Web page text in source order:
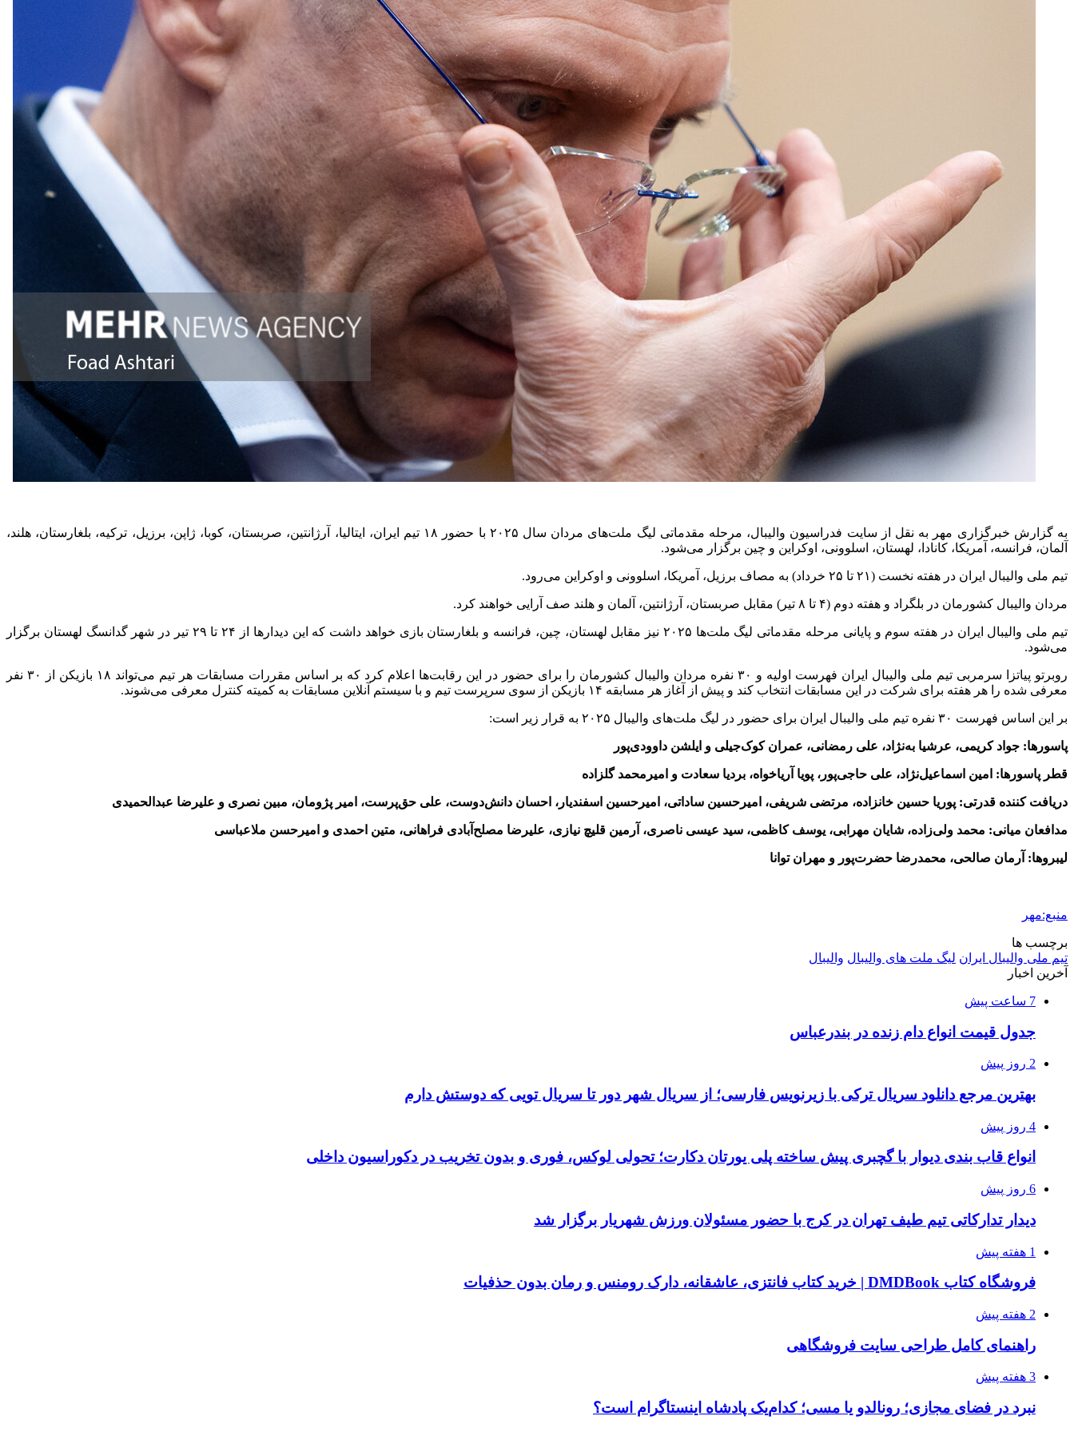
به گزارش خبرگزاری مهر به نقل از سایت فدراسیون والیبال، مرحله مقدماتی لیگ ملت‌های مردان سال ۲۰۲۵ با حضور ۱۸ تیم ایران، ایتالیا، آرژانتین، صربستان، کوبا، ژاپن، برزیل، ترکیه، بلغارستان، هلند،
آلمان، فرانسه، آمریکا، کانادا، لهستان، اسلوونی، اوکراین و چین برگزار می‌شود.
تیم ملی والیبال ایران در هفته نخست (۲۱ تا ۲۵ خرداد) به مصاف برزیل، آمریکا، اسلوونی و اوکراین می‌رود.
مردان والیبال کشورمان در بلگراد و هفته دوم (۴ تا ۸ تیر) مقابل صربستان، آرژانتین، آلمان و هلند صف آرایی خواهند کرد.
تیم ملی والیبال ایران در هفته سوم و پایانی مرحله مقدماتی لیگ ملت‌ها ۲۰۲۵ نیز مقابل لهستان، چین، فرانسه و بلغارستان بازی خواهد داشت که این دیدارها از ۲۴ تا ۲۹ تیر در شهر گدانسگ لهستان برگزار
می‌شود.
روبرتو پیاتزا سرمربی تیم ملی والیبال ایران فهرست اولیه و ۳۰ نفره
مردان والیبال کشورمان را برای حضور در این رقابت‌ها اعلام کرد که بر اساس مقررات مسابقات هر تیم می‌تواند ۱۸ بازیکن از ۳۰ نفر
معرفی شده را هر هفته برای شرکت در این مسابقات انتخاب کند و پیش از آغاز هر مسابقه ۱۴ بازیکن از سوی سرپرست تیم و با سیستم آنلاین مسابقات به کمیته کنترل معرفی می‌شوند.
بر این اساس فهرست ۳۰ نفره تیم ملی والیبال ایران برای حضور در لیگ ملت‌های والیبال ۲۰۲۵ به قرار زیر است:
پاسورها: جواد کریمی، عرشیا به‌نژاد، علی رمضانی، عمرانکوک‌جیلی و ایلشن داوودی‌پور
قطر پاسورها: امین اسماعیل‌نژاد، علی حاجی‌پور، پویا آریاخواه، بردیا سعادت و امیرمحمد گلزاده
دریافت کننده قدرتی: پوریا حسین خانزاده، مرتضی شریفی، امیرحسین ساداتی، امیرحسین اسفندیار، احسان دانش‌دوست، علی حق‌پرست، امیر پژومان، مبین نصری و علیرضا عبدالحمیدی
مدافعان میانی: محمد ولی‌زاده‌، شایان مهرابی، یوسف کاظمی، سید عیسی ناصری، آرمین قلیچ نیازی، علیرضا مصلح‌آبادی فراهانی، متین احمدی و امیرحسن ملاعباسی
لیبروها: آرمان صالحی، محمدرضا حضرت‌پور و مهران توانا
منبع:مهر
برچسب ها
تیم ملی والیبال ایران لیگ ملت های والیبال والیبال
آخرین اخبار
7 ساعت پیش
جدول قیمت انواع دام زنده در بندرعباس
2 روز پیش
بهترین مرجع دانلود سریال ترکی با زیرنویس فارسی؛ از سریال شهر دور تا سریال تویی که دوستش دارم
4 روز پیش
انواع قاب بندی دیوار با گچبری پیش ساخته پلی یورتان دکارت؛ تحولی لوکس، فوری و بدون تخریب در دکوراسیون داخلی
6 روز پیش
دیدار تدارکاتی تیم طیف تهران در کرج با حضور مسئولان ورزش شهریار برگزار شد
1 هفته پیش
فروشگاه کتاب DMDBook | خرید کتاب فانتزی، عاشقانه، دارک رومنس و رمان بدون حذفیات
2 هفته پیش
راهنمای کامل طراحی سایت فروشگاهی
3 هفته پیش
نبرد در فضای مجازی؛ رونالدو یا مسی؛ کدام‌یک پادشاه اینستاگرام است؟